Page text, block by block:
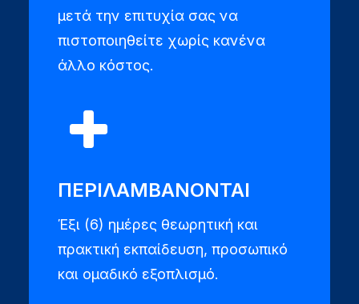
μετά την επιτυχία σας να
πιστοποιηθείτε χωρίς κανένα
άλλο κόστος.
ΠΕΡΙΛΑΜΒΑΝΟΝΤΑΙ
Έξι (6) ημέρες θεωρητική και
πρακτική εκπαίδευση, προσωπικό
και ομαδικό εξοπλισμό.